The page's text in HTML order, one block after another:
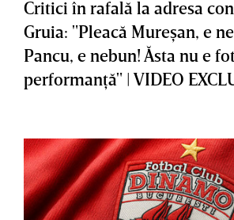
Critici în rafală la adresa
Gruia: "Pleacă Mureşan, e
Pancu, e nebun! Ăsta nu e
performanţă" | VIDEO